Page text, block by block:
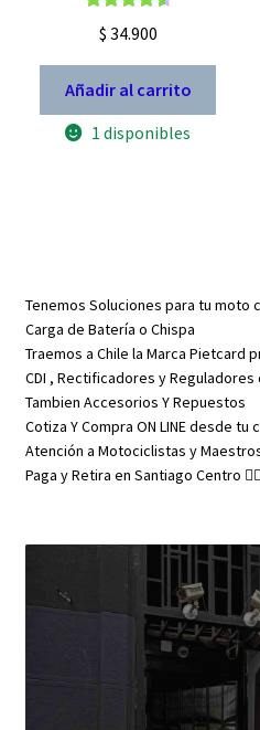
con
$ 34.900
Añadir al carrito
1 disponibles
Tenemos Soluciones para tu
Carga de Batería o Chispa
Traemos a Chile la Marca Pietcard
CDI , Rectificadores y Reguladores
Tambien Accesorios Y Repuestos
Cotiza Y Compra ON LINE desde
Atención a Motociclistas y
Paga y Retira en Santiago Centro